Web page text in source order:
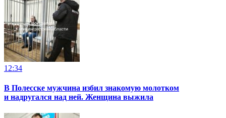
12:34
В Полесске мужчина избил знакомую молотком
и надругался над ней. Женщина выжила